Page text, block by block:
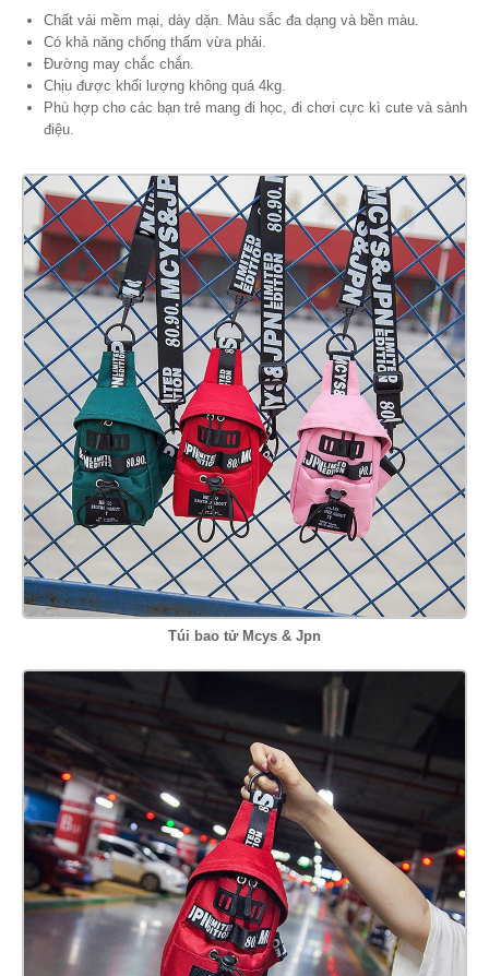
Chất vải mềm mại, dày dặn. Màu sắc đa dạng và bền màu.
Có khả năng chống thấm vừa phải.
Đường may chắc chắn.
Chịu được khối lượng không quá 4kg.
Phù hợp cho các bạn trẻ mang đi học, đi chơi cực kì cute và sành
điệu.
Túi bao tử Mcys & Jpn